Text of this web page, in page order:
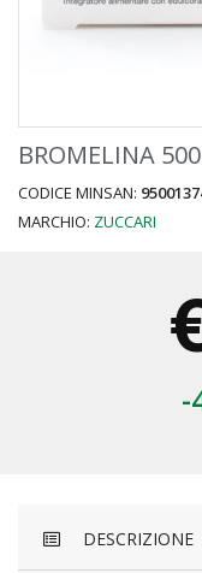
BROMELINA
CODICE MINSAN:
MARCHIO: ZUCCARI
-
DESCRIZIONE